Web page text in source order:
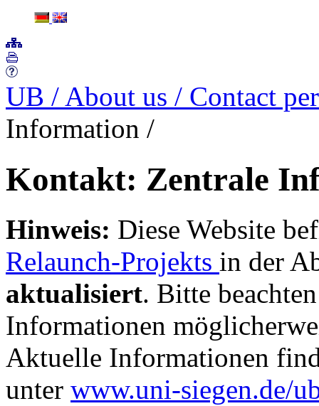
UB / About us / Contact
Information /
Kontakt: Zentrale
Hinweis: Diese Website
Relaunch-Projekts in der
aktualisiert. Bitte
Informationen
Aktuelle Informationen
unter www.uni-siegen.de/